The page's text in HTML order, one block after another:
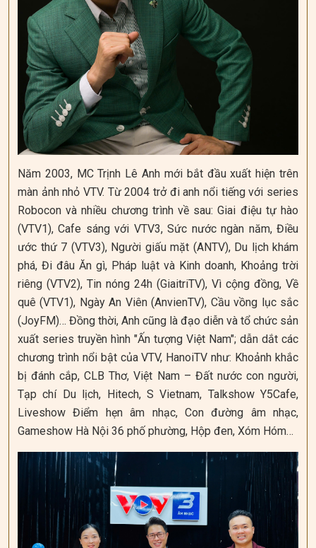
Năm 2003, MC Trịnh Lê Anh mới bắt đầu xuất hiện trên
màn ảnh nhỏ VTV. Từ 2004 trở đi anh nổi tiếng với series
Robocon và nhiều chương trình về sau: Giai điệu tự hào
(VTV1), Cafe sáng với VTV3, Sức nước ngàn năm, Điều
ước thứ 7 (VTV3), Người giấu mặt (ANTV), Du lịch khám
phá, Đi đâu Ăn gì, Pháp luật và Kinh doanh, Khoảng trời
riêng (VTV2), Tin nóng 24h (GiaitriTV), Vì cộng đồng, Về
quê (VTV1), Ngày An Viên (AnvienTV), Cầu vồng lục sắc
(JoyFM)… Đồng thời, Anh cũng là đạo diễn và tổ chức sản
xuất series truyền hình "Ấn tượng Việt Nam"; dẫn dắt các
chương trình nổi bật của VTV, HanoiTV như: Khoảnh khắc
bị đánh cắp, CLB Thơ, Việt Nam – Đất nước con người,
Tạp chí Du lịch, Hitech, S Vietnam, Talkshow Y5Cafe,
Liveshow Điểm hẹn âm nhạc, Con đường âm nhạc,
Gameshow Hà Nội 36 phố phường, Hộp đen, Xóm Hóm…